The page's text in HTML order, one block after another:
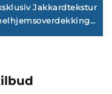
Jakkardtekstur